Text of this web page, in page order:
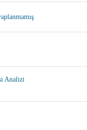
Analizi